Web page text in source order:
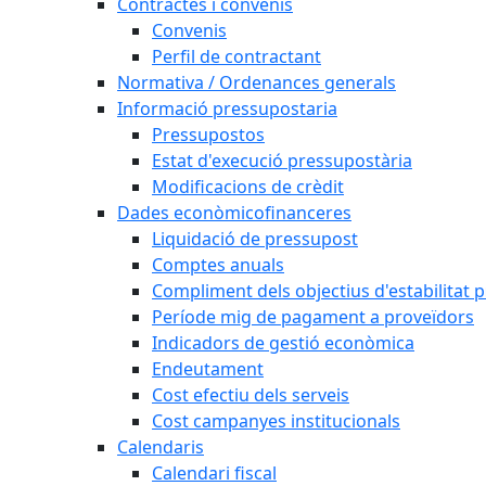
Convenis
Perfil de contractant
Normativa / Ordenances generals
Informació pressupostaria
Pressupostos
Estat d'execució pressupostària
Modificacions de crèdit
Dades econòmicofinanceres
Liquidació de pressupost
Comptes anuals
Compliment dels objectius d'estabilitat
Període mig de pagament a proveïdors
Indicadors de gestió econòmica
Endeutament
Cost efectiu dels serveis
Cost campanyes institucionals
Calendaris
Calendari fiscal